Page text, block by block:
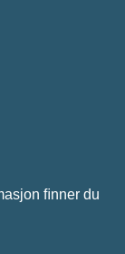
ﬁnner du